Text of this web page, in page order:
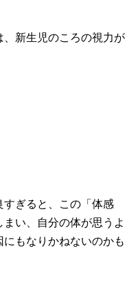
、新生児のころの視力が
すぎると、この「体感
い、自分の体が思うよ
もなりかねないのかも